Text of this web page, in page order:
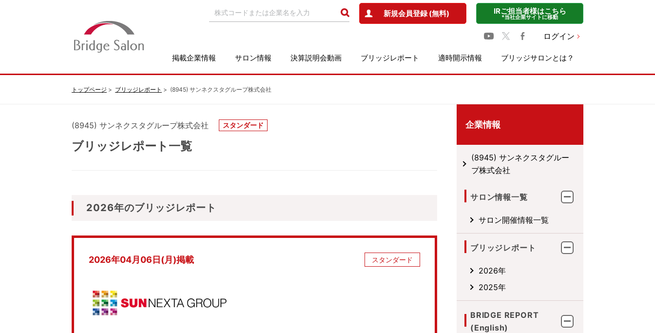
新規会員登録 (無料) IRご担当者様はこちら
*当社企業サイトに移動
ログイン
掲載企業情報 サロン情報 決算説明会動画 ブリッジレポート 適時開示情報 ブリッジサロンとは？
トップページ ブリッジレポート (8945) サンネクスタグループ株式会社
(8945) サンネクスタグループ株式会社 スタンダード
ブリッジレポート一覧
2026年のブリッジレポート
2026年04月06日(月)掲載 スタンダード
企業情報
(8945) サンネクスタグルー
プ株式会社
サロン情報一覧
サロン開催情報一覧
ブリッジレポート
2026年
2025年
BRIDGE REPORT
(English)